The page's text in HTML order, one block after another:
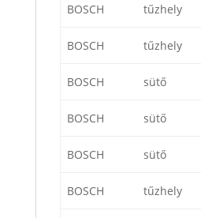
BOSCH tűzhely
BOSCH tűzhely
BOSCH sütő
BOSCH sütő
BOSCH sütő
BOSCH tűzhely